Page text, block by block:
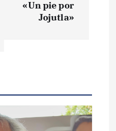
«Un pie por
Jojutla»